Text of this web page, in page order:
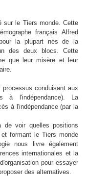
sur le Tiers monde. Cette
français Alfred
la plupart nés de la
des deux blocs. Cette
que leur misère et leur
conduisant aux
à l'indépendance). La
à l'indépendance (par la
voir quelles positions
formant le Tiers monde
nous livre également
internationales et la
pour essayer
des alternatives.